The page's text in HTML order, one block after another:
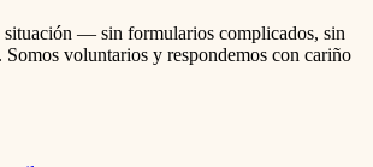
situación — sin formularios complicados, sin
Somos voluntarios y respondemos con cariño